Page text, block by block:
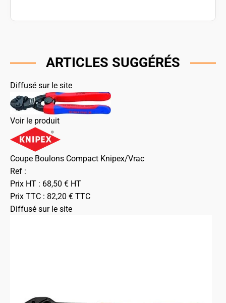
ARTICLES SUGGÉRÉS
Diffusé sur le site
Voir le produit
Coupe Boulons Compact Knipex/Vrac
Ref :
Prix HT : 68,50 € HT
Prix TTC : 82,20 € TTC
Diffusé sur le site